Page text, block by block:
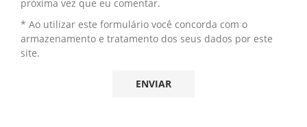
próxima vez que eu comentar.
* Ao utilizar este formulário você concorda com o
armazenamento e tratamento dos seus dados por este
site.